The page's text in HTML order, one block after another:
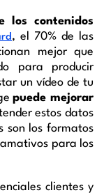
los contenidos
, el 70% de las
mejor que
para producir
un vídeo de tu
puede mejorar
estos datos
son los formatos
para los
clientes y